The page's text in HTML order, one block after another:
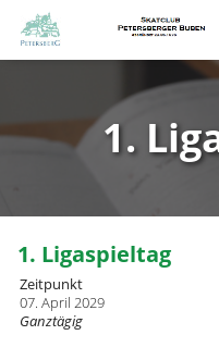
1.
1. Ligaspieltag
Zeitpunkt
07. April 2029
Ganztägig